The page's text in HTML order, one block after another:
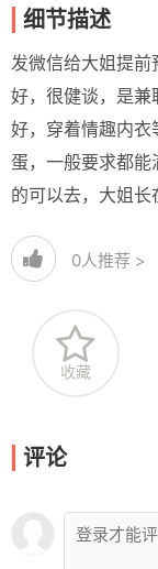
细节描述
发微信给大姐提前
好，很健谈，是
好，穿着情趣内
蛋，一般要求都
的可以去，大姐长
0人推荐 >
收藏
评论